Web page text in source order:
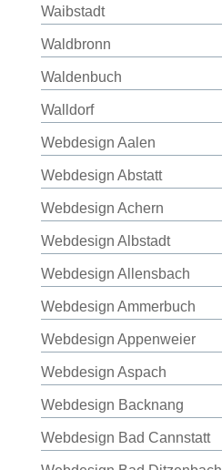
Waibstadt
Waldbronn
Waldenbuch
Walldorf
Webdesign Aalen
Webdesign Abstatt
Webdesign Achern
Webdesign Albstadt
Webdesign Allensbach
Webdesign Ammerbuch
Webdesign Appenweier
Webdesign Aspach
Webdesign Backnang
Webdesign Bad Cannstatt